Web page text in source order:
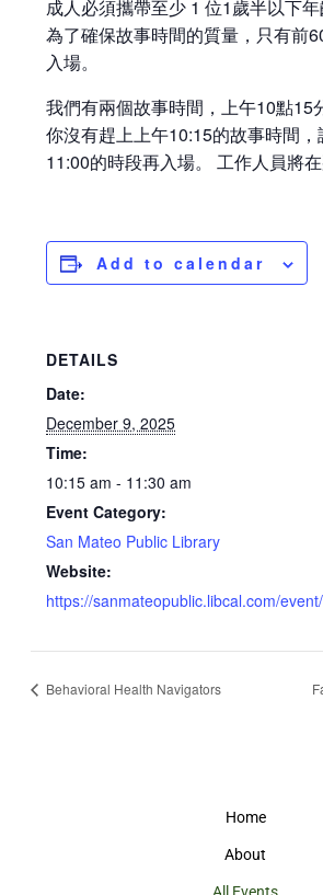
成人必須攜帶至少 1 位1歲半以下年
為了確保故事時間的質量，只有前
入場。
我們有兩個故事時間，上午10點15
你沒有趕上上午10:15的故事時間
11:00的時段再入場。 工作人員將在
Add to calendar
DETAILS
Date:
December 9, 2025
Time:
10:15 am - 11:30 am
Event Category:
San Mateo Public Library
Website:
https://sanmateopublic.libcal.com/
Behavioral Health Navigators
Home
About
All Events